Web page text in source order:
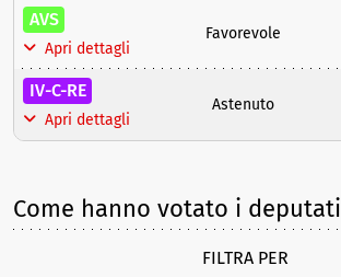
AVS
Apri dettagli
Favorevole
IV-C-RE
Apri dettagli
Astenuto
Come hanno votato i deputati
FILTRA PER